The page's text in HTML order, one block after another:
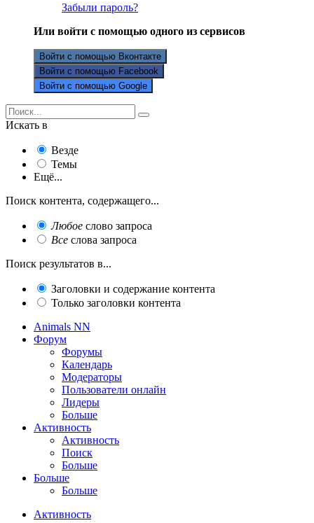
Забыли пароль?
Или войти с помощью одного из сервисов
Войти с помощью Вконтакте
Войти с помощью Facebook
Войти с помощью Google
Искать в
Везде
Темы
Ещё...
Поиск контента, содержащего...
Любое слово запроса
Все слова запроса
Поиск результатов в...
Заголовки и содержание контента
Только заголовки контента
Animals NN
Форум
Форумы
Календарь
Модераторы
Пользователи онлайн
Лидеры
Больше
Активность
Активность
Поиск
Больше
Больше
Больше
Активность